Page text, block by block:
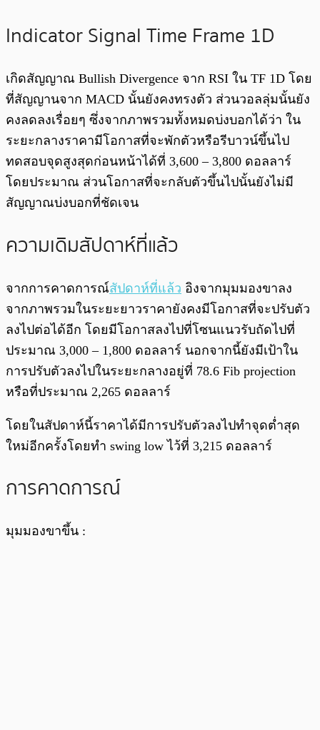
Indicator Signal Time Frame 1D
เกิดสัญญาณ Bullish Divergence จาก RSI ใน TF 1D โดย
ที่สัญญานจาก MACD นั้นยังคงทรงตัว ส่วนวอลลุ่มนั้นยัง
คงลดลงเรื่อยๆ ซึ่งจากภาพรวมทั้งหมดบ่งบอกได้ว่า ใน
ระยะกลางราคามีโอกาสที่จะพักตัวหรือรีบาวน์ขึ้นไป
ทดสอบจุดสูงสุดก่อนหน้าได้ที่ 3,600 – 3,800 ดอลลาร์
โดยประมาณ ส่วนโอกาสที่จะกลับตัวขึ้นไปนั้นยังไม่มี
สัญญาณบ่งบอกที่ชัดเจน
ความเดิมสัปดาห์ที่แล้ว
จากการคาดการณ์สัปดาห์ที่แล้ว อิงจากมุมมองขาลง
จากภาพรวมในระยะยาวราคายังคงมีโอกาสที่จะปรับตัว
ลงไปต่อได้อีก โดยมีโอกาสลงไปที่โซนแนวรับถัดไปที่
ประมาณ 3,000 – 1,800 ดอลลาร์ นอกจากนี้ยังมีเป้าใน
การปรับตัวลงไปในระยะกลางอยู่ที่ 78.6 Fib projection
หรือที่ประมาณ 2,265 ดอลลาร์
โดยในสัปดาห์นี้ราคาได้มีการปรับตัวลงไปทำจุดต่ำสุด
ใหม่อีกครั้งโดยทำ swing low ไว้ที่ 3,215 ดอลลาร์
การคาดการณ์
มุมมองขาขึ้น :